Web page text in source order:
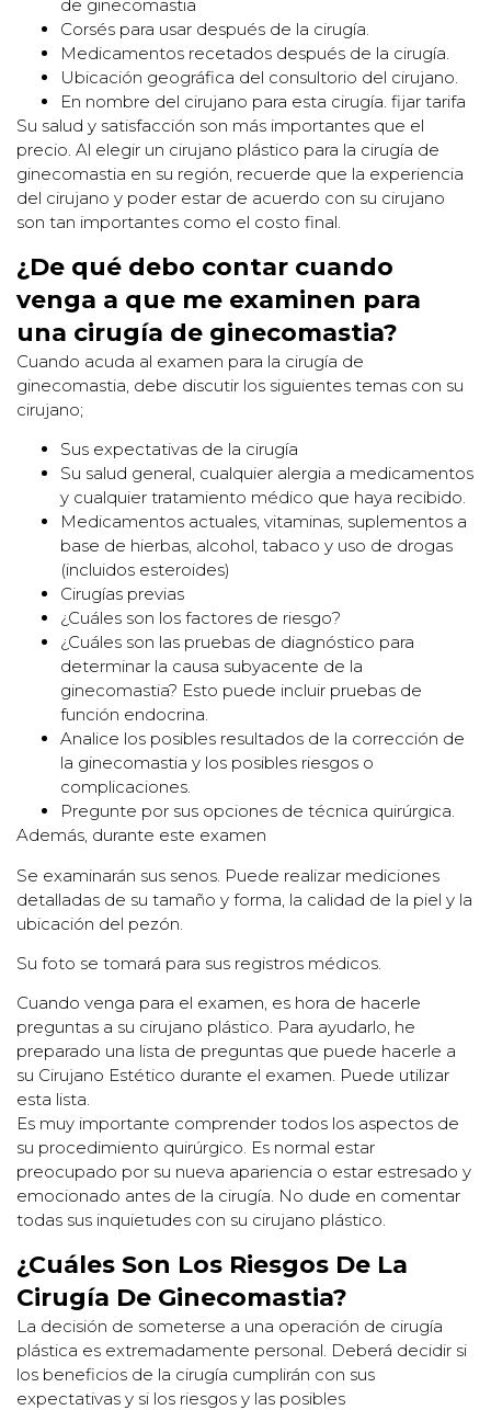
de ginecomastia
Corsés para usar después de la cirugía.
Medicamentos recetados después de la cirugía.
Ubicación geográfica del consultorio del cirujano.
En nombre del cirujano para esta cirugía. fijar tarifa
Su salud y satisfacción son más importantes que el
precio. Al elegir un cirujano plástico para la cirugía de
ginecomastia en su región, recuerde que la experiencia
del cirujano y poder estar de acuerdo con su cirujano
son tan importantes como el costo final.
¿De qué debo contar cuando
venga a que me examinen para
una cirugía de ginecomastia?
Cuando acuda al examen para la cirugía de
ginecomastia, debe discutir los siguientes temas con su
cirujano;
Sus expectativas de la cirugía
Su salud general, cualquier alergia a medicamentos
y cualquier tratamiento médico que haya recibido.
Medicamentos actuales, vitaminas, suplementos a
base de hierbas, alcohol, tabaco y uso de drogas
(incluidos esteroides)
Cirugías previas
¿Cuáles son los factores de riesgo?
¿Cuáles son las pruebas de diagnóstico para
determinar la causa subyacente de la
ginecomastia? Esto puede incluir pruebas de
función endocrina.
Analice los posibles resultados de la corrección de
la ginecomastia y los posibles riesgos o
complicaciones.
Pregunte por sus opciones de técnica quirúrgica.
Además, durante este examen
Se examinarán sus senos. Puede realizar mediciones
detalladas de su tamaño y forma, la calidad de la piel y la
ubicación del pezón.
Su foto se tomará para sus registros médicos.
Cuando venga para el examen, es hora de hacerle
preguntas a su cirujano plástico. Para ayudarlo, he
preparado una lista de preguntas que puede hacerle a
su Cirujano Estético durante el examen. Puede utilizar
esta lista.
Es muy importante comprender todos los aspectos de
su procedimiento quirúrgico. Es normal estar
preocupado por su nueva apariencia o estar estresado y
emocionado antes de la cirugía. No dude en comentar
todas sus inquietudes con su cirujano plástico.
¿Cuáles Son Los Riesgos De La
Cirugía De Ginecomastia?
La decisión de someterse a una operación de cirugía
plástica es extremadamente personal. Deberá decidir si
los beneficios de la cirugía cumplirán con sus
expectativas y si los riesgos y las posibles